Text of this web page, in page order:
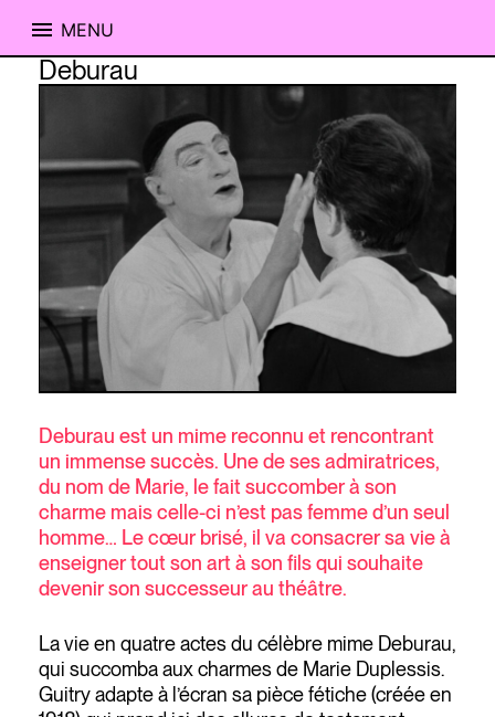
MENU
Deburau
Deburau est un mime reconnu et rencontrant
un immense succès. Une de ses admiratrices,
du nom de Marie, le fait succomber à son
charme mais celle-ci n’est pas femme d’un seul
homme… Le cœur brisé, il va consacrer sa vie à
enseigner tout son art à son fils qui souhaite
devenir son successeur au théâtre.
La vie en quatre actes du célèbre mime Deburau,
qui succomba aux charmes de Marie Duplessis.
Guitry adapte à l’écran sa pièce fétiche (créée en